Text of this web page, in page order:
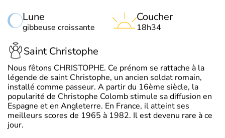
Lune
gibbeuse croissante
Coucher
18h34
Saint Christophe
Nous fêtons CHRISTOPHE. Ce prénom se rattache à la
légende de saint Christophe, un ancien soldat romain,
installé comme passeur. A partir du 16ème siècle, la
popularité de Christophe Colomb stimule sa diffusion en
Espagne et en Angleterre. En France, il atteint ses
meilleurs scores de 1965 à 1982. Il est devenu rare à ce
jour.